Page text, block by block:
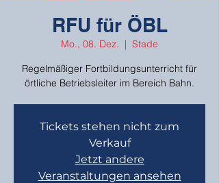
RFU für ÖBL
Mo., 08. Dez.
  |
Stade
Regelmäßiger Fortbildungsunterricht für
örtliche Betriebsleiter im Bereich Bahn.
Tickets stehen nicht zum
Verkauf
Jetzt andere
Veranstaltungen ansehen